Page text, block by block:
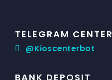
TELEGRAM CENTER
@Kioscenterbot
BANK DEPOSIT